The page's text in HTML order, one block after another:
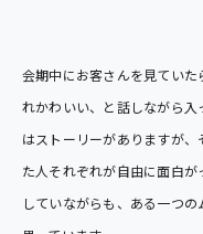
会期中にお客さんを見てい
れかわいい、と話しながら
はストーリーがありますが
た人それぞれが自由に面白
していながらも、ある一つ